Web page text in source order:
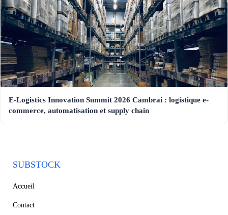
E-Logistics Innovation Summit 2026 Cambrai : logistique e-
commerce, automatisation et supply chain
SUBSTOCK
Accueil
Contact